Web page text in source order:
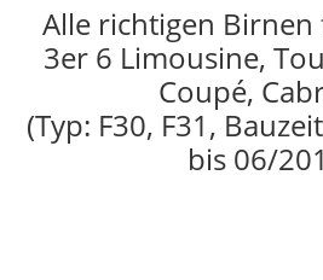
Alle richtigen
3er 6 Limousine,
Coupé,
(Typ: F30, F31,
bis 06/